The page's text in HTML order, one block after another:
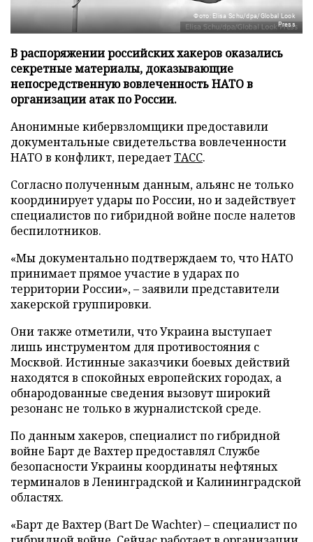
Фото: Elisa Schu/dpa/Global Look
Press
В распоряжении российских хакеров оказались
секретные материалы, доказывающие
непосредственную вовлеченность НАТО в
организации атак по России.
Анонимные кибервзломщики предоставили
документальные свидетельства вовлеченности
НАТО в конфликт, передаетТАСС.
Согласно полученным данным, альянс не только
координирует удары по России, но и задействует
специалистов по гибридной войне после налетов
беспилотников.
«Мы документально подтверждаем то, что НАТО
принимает прямое участие в ударах по
территории России», – заявили представители
хакерской группировки.
Они также отметили, что Украина выступает
лишь инструментом для противостояния с
Москвой. Истинные заказчики боевых действий
находятся в спокойных европейских городах, а
обнародованные сведения вызовут широкий
резонанс не только в журналистской среде.
По данным хакеров, специалист по гибридной
войне Барт де Вахтер предоставлял Службе
безопасности Украины координаты нефтяных
терминалов в Ленинградской и Калининградской
областях.
«Барт де Вахтер (Bart De Wachter) – специалист по